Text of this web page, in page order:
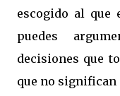
escogido al que
puedes
decisiones que
que no significan